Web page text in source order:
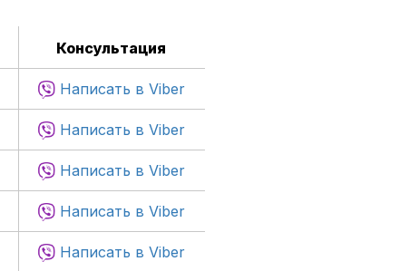
Консультация
Написать в Viber
Написать в Viber
Написать в Viber
Написать в Viber
Написать в Viber